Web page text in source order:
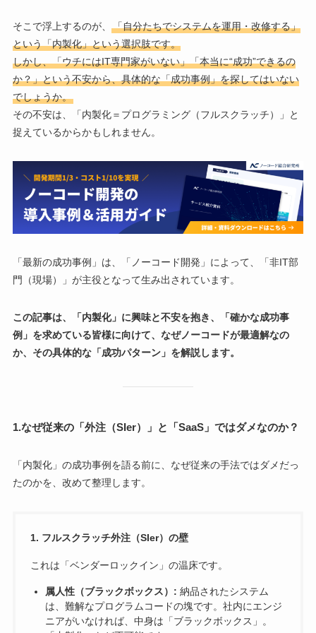
そこで浮上するのが、
「自分たちでシステムを運用・改修する」
という「内製化」という選択肢です。
しかし、「ウチにはIT専門家がいない」「本当に“成功”できるの
か？」という不安から、具体的な「成功事例」を探してはいない
でしょうか。
その不安は、「内製化＝プログラミング（フルスクラッチ）」と
捉えているからかもしれません。
「最新の成功事例」は、「ノーコード開発」によって、「非IT部
門（現場）」が主役となって生み出されています。
この記事は、「内製化」に興味と不安を抱き、「確かな成功事
例」を求めている皆様に向けて、なぜノーコードが最適解なの
か、その具体的な「成功パターン」を解説します。
1.なぜ従来の「外注（SIer）」と「SaaS」ではダメなのか？
「内製化」の成功事例を語る前に、なぜ従来の手法ではダメだっ
たのかを、改めて整理します。
1. フルスクラッチ外注（SIer）の壁
これは「ベンダーロックイン」の温床です。
属人性（ブラックボックス）: 納品されたシステム
は、難解なプログラムコードの塊です。社内にエンジ
ニアがいなければ、中身は「ブラックボックス」。